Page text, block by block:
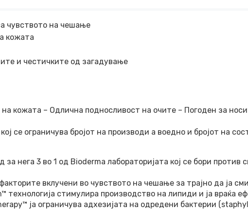
чувството на чешање
кожата
и честичките од загадување
кожата – Одлична подносливост на очите – Погоден за
се ограничува бројот на производи а воедно и бројот на
нега 3 во 1 од Bioderma лабораторијата кој се бори
вклучени во чувството на чешање за трајно да ја
стимулира производство на липиди и ја враќа
ја ограничува адхезијата на одредени бактерии